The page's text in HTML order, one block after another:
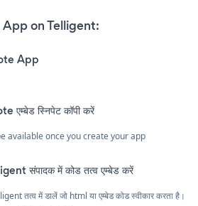
on Telligent:
App
एम्बेड स्निपेट कॉपी करें
available once you create your app
संपादक में कोड तत्व एम्बेड करें
तत्व में डालें जो html या एम्बेड कोड स्वीकार करता है।